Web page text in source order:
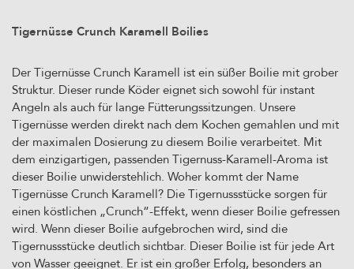
Tigernüsse Crunch Karamell Boilies
Der Tigernüsse Crunch Karamell ist ein süßer Boilie mit grober
Struktur. Dieser runde Köder eignet sich sowohl für instant
Angeln als auch für lange Fütterungssitzungen. Unsere
Tigernüsse werden direkt nach dem Kochen gemahlen und mit
der maximalen Dosierung zu diesem Boilie verarbeitet. Mit
dem einzigartigen, passenden Tigernuss-Karamell-Aroma ist
dieser Boilie unwiderstehlich. Woher kommt der Name
Tigernüsse Crunch Karamell? Die Tigernussstücke sorgen für
einen köstlichen „Crunch“-Effekt, wenn dieser Boilie gefressen
wird. Wenn dieser Boilie aufgebrochen wird, sind die
Tigernussstücke deutlich sichtbar. Dieser Boilie ist für jede Art
von Wasser geeignet. Er ist ein großer Erfolg, besonders an